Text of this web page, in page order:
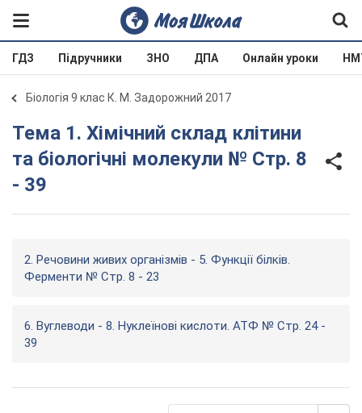
ГДЗ Підручники ЗНО ДПА Онлайн уроки
Біологія 9 клас К. М. Задорожний 2017
Тема 1. Хімічний склад клітини
та біологічні молекули № Стр. 8
- 39
2. Речовини живих організмів - 5. Функції білків.
Ферменти № Стр. 8 - 23
6. Вуглеводи - 8. Нуклеїнові кислоти. АТФ № Стр. 24 -
39